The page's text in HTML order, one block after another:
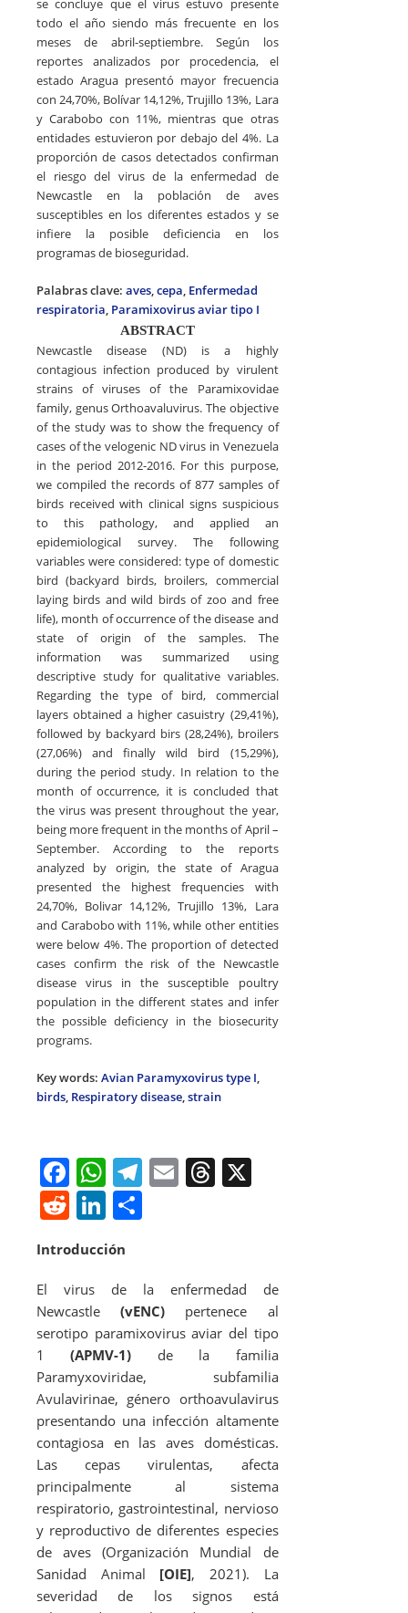
se concluye que el virus estuvo presente
todo el año siendo más frecuente en los
meses de abril-septiembre. Según los
reportes analizados por procedencia, el
estado Aragua presentó mayor frecuencia
con 24,70%, Bolívar 14,12%, Trujillo 13%, Lara
y Carabobo con 11%, mientras que otras
entidades estuvieron por debajo del 4%. La
proporción de casos detectados confirman
el riesgo del virus de la enfermedad de
Newcastle en la población de aves
susceptibles en los diferentes estados y se
infiere la posible deficiencia en los
programas de bioseguridad.
Palabras clave: aves,cepa, Enfermedad
respiratoria, Paramixovirus aviar tipo I
ABSTRACT
Newcastle disease (ND) is a highly
contagious infection produced by virulent
strains of viruses of the Paramixovidae
family, genus Orthoavaluvirus. The objective
of the study was to show the frequency of
cases of the velogenic ND virus in Venezuela
in the period 2012-2016. For this purpose,
we compiled the records of 877 samples of
birds received with clinical signs suspicious
to this pathology, and applied an
epidemiological survey. The following
variables were considered: type of domestic
bird (backyard birds, broilers, commercial
laying birds and wild birds of zoo and free
life), month of occurrence of the disease and
state of origin of the samples. The
information was summarized using
descriptive study for qualitative variables.
Regarding the type of bird, commercial
layers obtained a higher casuistry (29,41%),
followed by backyard birs (28,24%), broilers
(27,06%) and finally wild bird (15,29%),
during the period study. In relation to the
month of occurrence, it is concluded that
the virus was present throughout the year,
being more frequent in the months of April –
September. According to the reports
analyzed by origin, the state of Aragua
presented the highest frequencies with
24,70%, Bolivar 14,12%, Trujillo 13%, Lara
and Carabobo with 11%, while other entities
were below 4%. The proportion of detected
cases confirm the risk of the Newcastle
disease virus in the susceptible poultry
population in the different states and infer
the possible deficiency in the biosecurity
programs.
Key words: Avian Paramyxovirus type I,
birds, Respiratory disease,strain
F
a
c
e
b
o
o
k
W
h
at
s
A
p
p
T
a
m
E T
d
s
R
e
d
di
t
Li
n
k
e
dI
n
e
Introducción
El virus de la enfermedad de
Newcastle(vENC) pertenece al
serotipo paramixovirus aviar del tipo
1(APMV-1) de la familia
Paramyxoviridae, subfamilia
Avulavirinae, género orthoavulavirus
presentando una infección altamente
contagiosa en las aves domésticas.
Las cepas virulentas, afecta
principalmente al sistema
respiratorio, gastrointestinal, nervioso
y reproductivo de diferentes especies
de aves (Organización Mundial de
Sanidad Animal [OIE], 2021). La
severidad de los signos está